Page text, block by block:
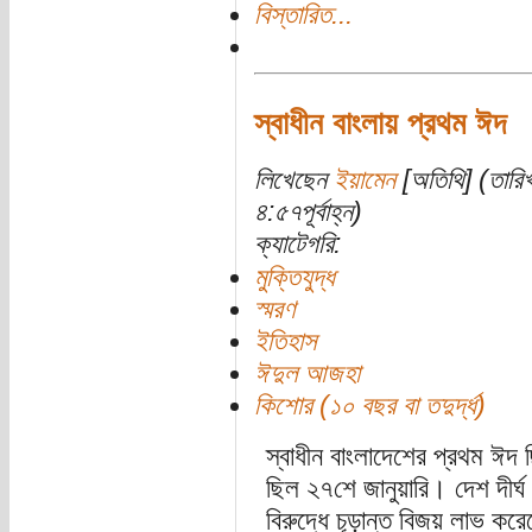
বিস্তারিত...
স্বাধীন বাংলায় প্রথম ঈদ
লিখেছেন ইয়ামেন[অতিথি]
৪:৫৭পূর্বাহ্ন)
ক্যাটেগরি:
মুক্তিযুদ্ধ
স্মরণ
ইতিহাস
ঈদুল আজহা
কিশোর (১০ বছর বা তদুর্দ্ধ)
স্বাধীন বাংলাদেশের প্রথম
ছিল ২৭শে জানুয়ারি। দেশ
বিরুদ্ধে চূড়ান্ত বিজয় লাভ